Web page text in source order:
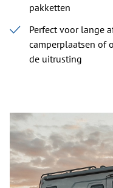
pakketten
Perfect voor lange
camperplaatsen of
de uitrusting